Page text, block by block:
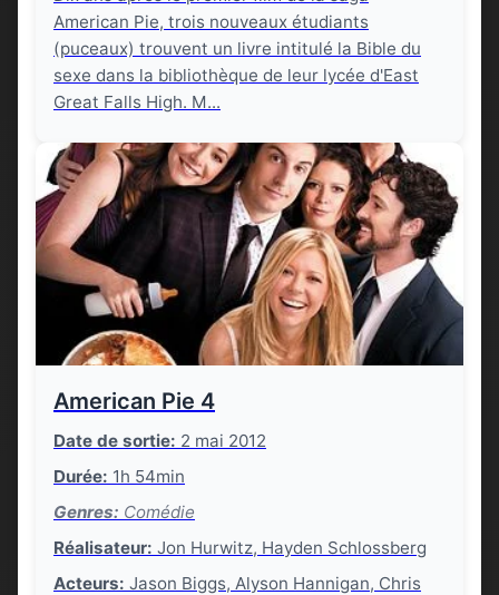
American Pie, trois nouveaux étudiants
(puceaux) trouvent un livre intitulé la Bible du
sexe dans la bibliothèque de leur lycée d'East
Great Falls High. M...
American Pie 4
Date de sortie: 2 mai 2012
Durée: 1h 54min
Genres: Comédie
Réalisateur: Jon Hurwitz, Hayden Schlossberg
Acteurs: Jason Biggs, Alyson Hannigan, Chris